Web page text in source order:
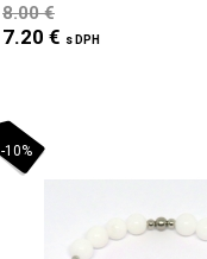
8.00 €
7.20 € s DPH
-10%